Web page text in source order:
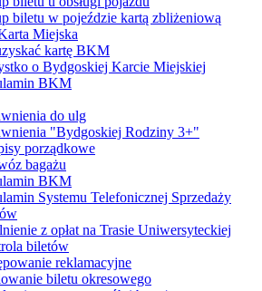
biletu w pojeździe kartą zbliżeniową
Miejska
kartę BKM
o Bydgoskiej Karcie Miejskiej
BKM
do ulg
"Bydgoskiej Rodziny 3+"
porządkowe
bagażu
BKM
Systemu Telefonicznej Sprzedaży
z opłat na Trasie Uniwersyteckiej
biletów
reklamacyjne
biletu okresowego